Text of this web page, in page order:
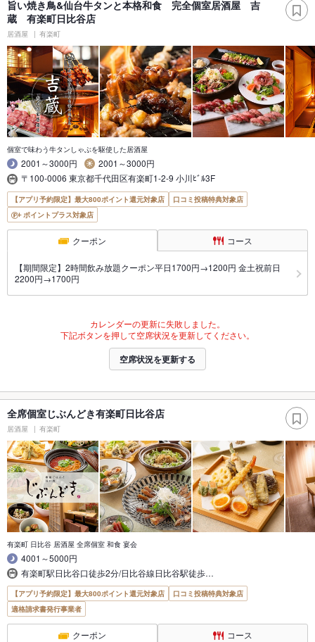
旨い焼き鳥&仙台牛タンと本格和食 完全個室居酒屋 吉
蔵 有楽町日比谷店
居酒屋 有楽町
個室で味わう牛タンしゃぶを駆使した居酒屋
2001～3000円
2001～3000円
〒100-0006 東京都千代田区有楽町1-2-9 小川ﾋﾞﾙ3F
【アプリ予約限定】最大800ポイント還元対象店
口コミ投稿特典対象店
ポイントプラス対象店
クーポン コース
【期間限定】2時間飲み放題クーポン平日1700円→1200円 金土祝前日
2200円→1700円
カレンダーの更新に失敗しました。
下記ボタンを押して空席状況を更新してください。
空席状況を更新する
全席個室じぶんどき有楽町日比谷店
居酒屋 有楽町
有楽町 日比谷 居酒屋 全席個室 和食 宴会
4001～5000円
有楽町駅日比谷口徒歩2分/日比谷線日比谷駅徒歩…
【アプリ予約限定】最大800ポイント還元対象店
口コミ投稿特典対象店
適格請求書発行事業者
クーポン コース